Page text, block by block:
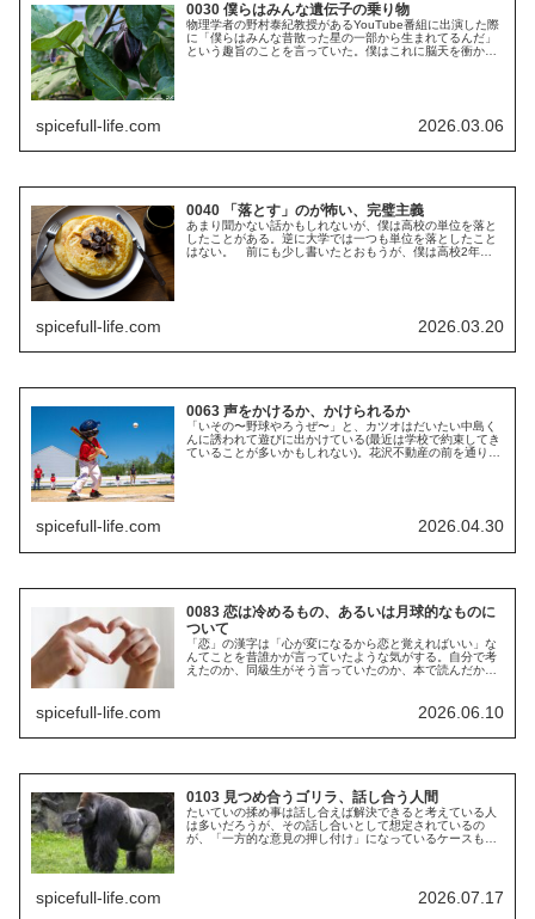
0030 僕らはみんな遺伝子の乗り物
物理学者の野村泰紀教授があるYouTube番組に出演した際
に「僕らはみんな昔散った星の一部から生まれてるんだ」
という趣旨のことを言っていた。僕はこれに脳天を衝かれ
spicefull-life.com 2026.03.06
0040 「落とす」のが怖い、完璧主義
あまり聞かない話かもしれないが、僕は高校の単位を落と
したことがある。逆に大学では一つも単位を落としたこと
はない。 前にも少し書いたとおもうが、僕は高校2年生
spicefull-life.com 2026.03.20
0063 声をかけるか、かけられるか
「いその〜野球やろうぜ〜」と、カツオはだいたい中島く
んに誘われて遊びに出かけている(最近は学校で約束してき
ていることが多いかもしれない)。花沢不動産の前を通りか
spicefull-life.com 2026.04.30
0083 恋は冷めるもの、あるいは月球的なものに
ついて
「恋」の漢字は「心が変になるから恋と覚えればいい」な
んてことを昔誰かが言っていたような気がする。自分で考
えたのか、同級生がそう言っていたのか、本で読んだか、
spicefull-life.com 2026.06.10
0103 見つめ合うゴリラ、話し合う人間
たいていの揉め事は話し合えば解決できると考えている人
は多いだろうが、その話し合いとして想定されているの
が、「一方的な意見の押し付け」になっているケースもま
spicefull-life.com 2026.07.17